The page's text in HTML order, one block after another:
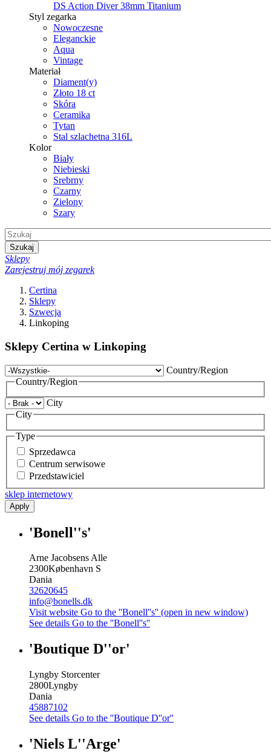
DS Action Diver 38mm Titanium
Styl zegarka
Nowoczesne
Eleganckie
Aqua
Vintage
Materiał
Diament(y)
Złoto 18 ct
Skóra
Ceramika
Tytan
Stal szlachetna 316L
Kolor
Biały
Niebieski
Srebrny
Czarny
Zielony
Szary
Szukaj
Sklepy
Zarejestruj mój zegarek
Certina
Sklepy
Szwecja
Linkoping
Sklepy Certina w Linkoping
Country/Region
Country/Region
City
City
Type
Sprzedawca
Centrum serwisowe
Przedstawiciel
sklep internetowy
Apply
'Bonell''s'
Arne Jacobsens Alle
2300København S
Dania
32620645
info@bonells.dk
Visit website Go to the ''Bonell''s'' (open in new window)
See details Go to the ''Bonell''s''
'Boutique D''or'
Lyngby Storcenter
2800Lyngby
Dania
45887102
See details Go to the ''Boutique D''or''
'Niels L''Arge'